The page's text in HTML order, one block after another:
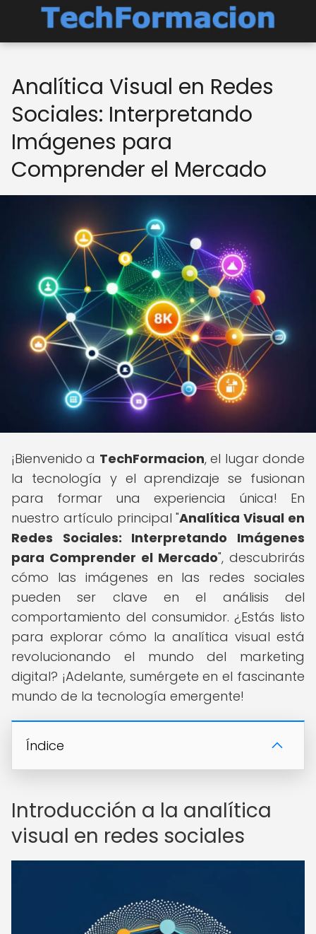
Analítica Visual en Redes
Sociales: Interpretando
Imágenes para
Comprender el Mercado
¡Bienvenido a TechFormacion, el lugar donde
la tecnología y el aprendizaje se fusionan
para formar una experiencia única! En
nuestro artículo principal "Analítica Visual en
Redes Sociales: Interpretando Imágenes
para Comprender el Mercado", descubrirás
cómo las imágenes en las redes sociales
pueden ser clave en el análisis del
comportamiento del consumidor. ¿Estás listo
para explorar cómo la analítica visual está
revolucionando el mundo del marketing
digital? ¡Adelante, sumérgete en el fascinante
mundo de la tecnología emergente!
Índice
Introducción a la analítica
visual en redes sociales